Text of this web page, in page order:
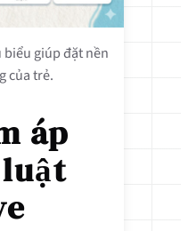
giúp đặt nền
của trẻ.
áp